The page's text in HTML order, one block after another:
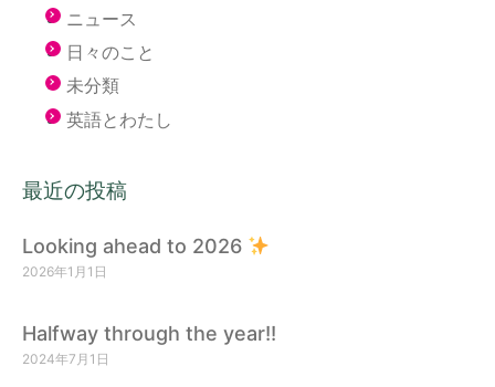
ニュース
日々のこと
未分類
英語とわたし
最近の投稿
Looking ahead to 2026
2026年1月1日
Halfway through the year!!
2024年7月1日